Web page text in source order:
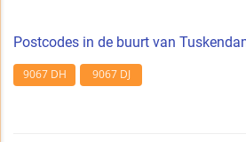
Postcodes in de buurt van
9067 DH 9067 DJ